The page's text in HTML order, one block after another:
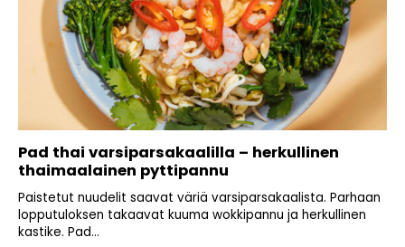
Pad thai varsiparsakaalilla – herkullinen
thaimaalainen pyttipannu
Paistetut nuudelit saavat väriä varsiparsakaalista. Parhaan
lopputuloksen takaavat kuuma wokkipannu ja herkullinen
kastike. Pad...